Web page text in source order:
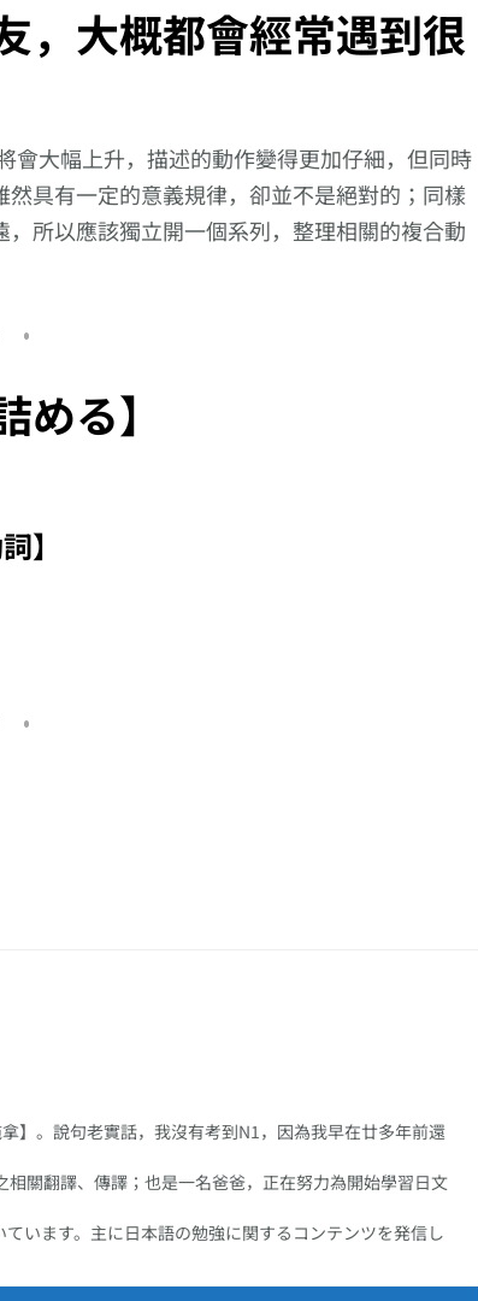
，大概都會經常遇到很
會大幅上升，描述的動作變得更加仔細，但同時
具有一定的意義規律，卻並不是絕對的；同樣
所以應該獨立開一個系列，整理相關的複合動
る】
】
】。說句老實話，我沒有考到N1，因為我早在廿多年前還
關翻譯、傳譯；也是一名爸爸，正在努力為開始學習日文
います。主に日本語の勉強に関するコンテンツを発信し
接尾的複合動詞系列